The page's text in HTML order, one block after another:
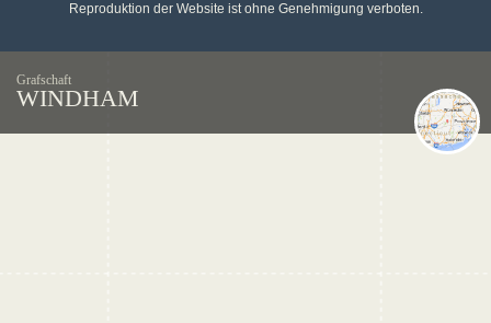
Reproduktion der Website ist ohne Genehmigung verboten.
Grafschaft
WINDHAM